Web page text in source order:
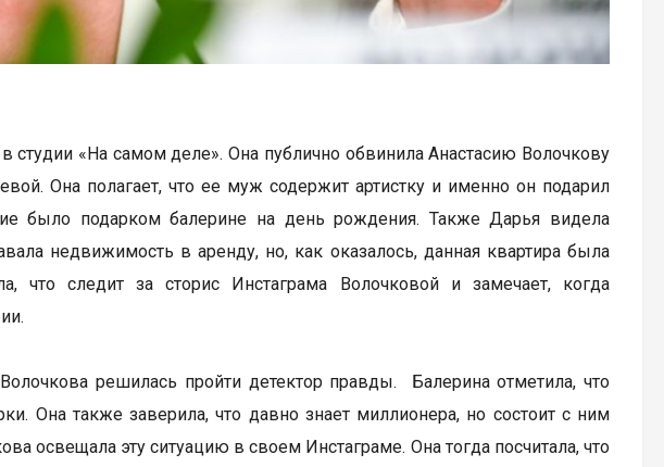
«На самом деле». Она публично обвинила Анастасию Волочкову
Она полагает, что ее муж содержит артистку и именно он подарил
было подарком балерине на день рождения. Также Дарья видела
недвижимость в аренду, но, как оказалось, данная квартира была
что следит за сторис Инстаграма Волочковой и замечает, когда
решилась пройти детектор правды. Балерина отметила, что
Она также заверила, что давно знает миллионера, но состоит с ним
освещала эту ситуацию в своем Инстаграме. Она тогда посчитала, что